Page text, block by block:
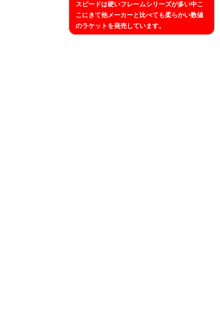
スピードは硬いフレームシリーズが多い中こ
こにきて他メーカーと比べても柔らかい数値
のラケットを発売しています。